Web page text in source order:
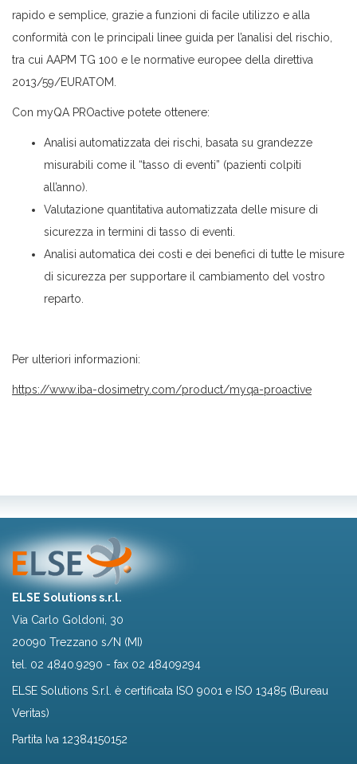
rapido e semplice, grazie a funzioni di facile utilizzo e alla
conformità con le principali linee guida per l’analisi del rischio,
tra cui AAPM TG 100 e le normative europee della direttiva
2013/59/EURATOM.
Con myQA PROactive potete ottenere:
Analisi automatizzata dei rischi, basata su grandezze
misurabili come il “tasso di eventi” (pazienti colpiti
all’anno).
Valutazione quantitativa automatizzata delle misure di
sicurezza in termini di tasso di eventi.
Analisi automatica dei costi e dei benefici di tutte le misure
di sicurezza per supportare il cambiamento del vostro
reparto.
Per ulteriori informazioni:
https://www.iba-dosimetry.com/product/myqa-proactive
ELSE Solutions s.r.l.
Via Carlo Goldoni, 30
20090 Trezzano s/N (MI)
tel. 02 4840.9290 - fax 02 48409294
ELSE Solutions S.r.l. è certificata ISO 9001 e ISO 13485 (Bureau
Veritas)
Partita Iva 12384150152